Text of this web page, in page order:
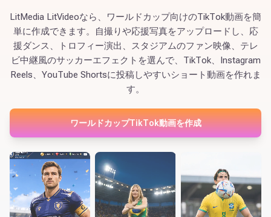
LitMedia LitVideoなら、ワールドカップ向けのTikTok動画を簡
単に作成できます。自撮りや応援写真をアップロードし、応
援ダンス、トロフィー演出、スタジアムのファン映像、テレ
ビ中継風のサッカーエフェクトを選んで、TikTok、Instagram
Reels、YouTube Shortsに投稿しやすいショート動画を作れま
す。
ワールドカップTikTok動画を作成
今すぐ作成